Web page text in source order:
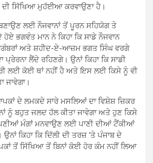
ਦੀ ਸਿੱਖਿਆ ਮੁਹੱਈਆ ਕਰਵਾਉਣਾ ਹੈ।
ਬਣਾਉਣ ਲਈ ਨੌਜਵਾਨਾਂ ਤੋਂ ਪੂਰਨ ਸਹਿਯੋਗ ਤੇ
ਭਗਵੰਤ ਮਾਨ ਨੇ ਕਿਹਾ ਕਿ ਸਾਡੇ ਨੌਜਵਾਨ
ਅਤੇ ਸ਼ਹੀਦ-ਏ-ਆਜ਼ਮ ਭਗਤ ਸਿੰਘ ਵਰਗੇ
ਪ੍ਰੇਰਨਾ ਲੈਂਦੇ ਰਹਿਣਗੇ। ਉਨਾਂ ਕਿਹਾ ਕਿ ਸਾਡੀ
ਲਈ ਕੋਈ ਥਾਂ ਨਹੀਂ ਹੈ ਅਤੇ ਇਸ ਲਈ ਕਿਸੇ ਨੂੰ ਵੀ
ਜਾਵੇਗਾ।
ਦੇ ਲਮਕਦੇ ਸਾਰੇ ਮਸਲਿਆਂ ਦਾ ਵਿਸ਼ੇਸ਼ ਜ਼ਿਕਰ
ਨੂੰ ਬਹੁਤ ਜਲਦ ਹੱਲ ਕੀਤਾ ਜਾਵੇਗਾ ਅਤੇ ਹੁਣ ਕਿਸੇ
ਮੰਗਾਂ ਮਨਵਾਉਣ ਲਈ ਪਾਣੀ ਦੀਆਂ ਟੈਂਕੀਆਂ
ਉਨਾਂ ਕਿਹਾ ਕਿ ਦਿੱਲੀ ਦੀ ਤਰਜ਼ ‘ਤੇ ਪੰਜਾਬ ਦੇ
ਤੋਂ ਸਿੱਖਿਆ ਤੋਂ ਬਿਨਾਂ ਕੋਈ ਹੋਰ ਕੰਮ ਨਹੀਂ ਲਿਆ